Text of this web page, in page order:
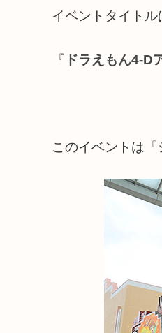
イベントタイトル
『 ドラえもん4-D
このイベントは『